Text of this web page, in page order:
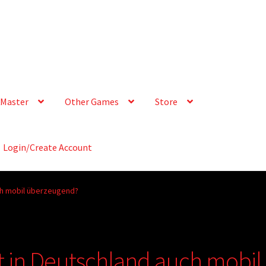
Other Games Store
Login/Create Account
mobil überzeugend?